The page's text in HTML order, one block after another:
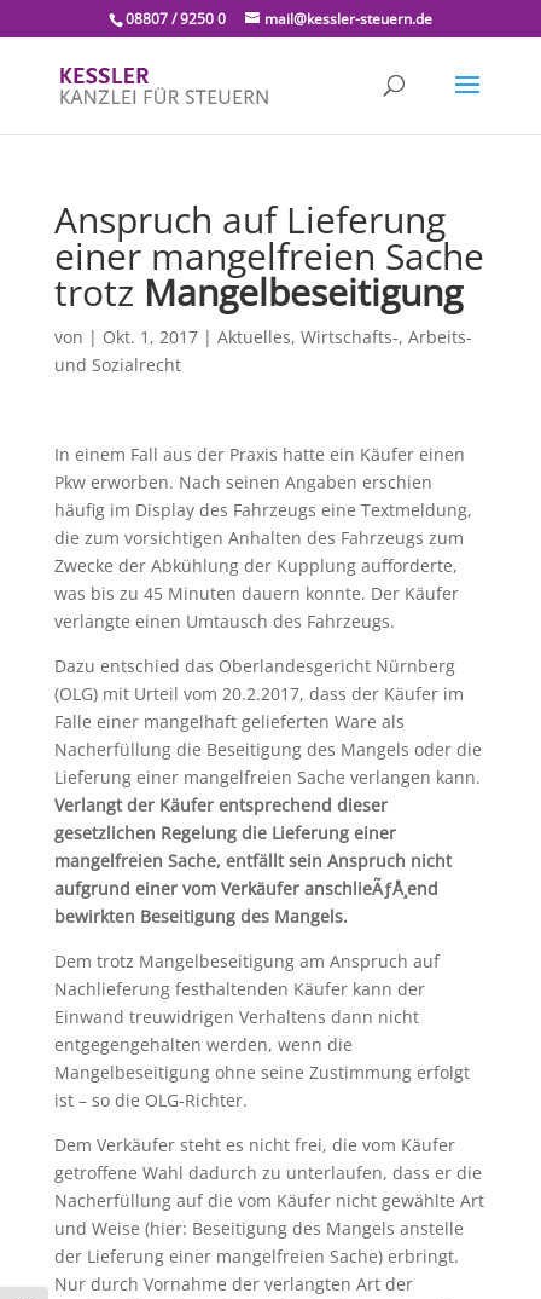
08807 / 9250 0 mail@kessler-steuern.de
Anspruch auf Lieferung
einer mangelfreien Sache
trotz Mangelbeseitigung
von | Okt. 1, 2017| Aktuelles, Wirtschafts-, Arbeits-
und Sozialrecht
In einem Fall aus der Praxis hatte ein Käufer einen
Pkw erworben. Nach seinen Angaben erschien
häufig im Display des Fahrzeugs eine Textmeldung,
die zum vorsichtigen Anhalten des Fahrzeugs zum
Zwecke der Abkühlung der Kupplung aufforderte,
was bis zu 45 Minuten dauern konnte. Der Käufer
verlangte einen Umtausch des Fahrzeugs.
Dazu entschied das Oberlandesgericht Nürnberg
(OLG) mit Urteil vom 20.2.2017, dass der Käufer im
Falle einer mangelhaft gelieferten Ware als
Nacherfüllung die Beseitigung des Mangels oder die
Lieferung einer mangelfreien Sache verlangen kann.
Verlangt der Käufer entsprechend dieser
gesetzlichen Regelung die Lieferung einer
mangelfreien Sache, entfällt sein Anspruch nicht
aufgrund einer vom Verkäufer anschlieÃƒÅ¸end
bewirkten Beseitigung des Mangels.
Dem trotz Mangelbeseitigung am Anspruch auf
Nachlieferung festhaltenden Käufer kann der
Einwand treuwidrigen Verhaltens dann nicht
entgegengehalten werden, wenn die
Mangelbeseitigung ohne seine Zustimmung erfolgt
ist – so die OLG-Richter.
Dem Verkäufer steht es nicht frei, die vom Käufer
getroffene Wahl dadurch zu unterlaufen, dass er die
Nacherfüllung auf die vom Käufer nicht gewählte Art
und Weise (hier: Beseitigung des Mangels anstelle
der Lieferung einer mangelfreien Sache) erbringt.
Nur durch Vornahme der verlangten Art der